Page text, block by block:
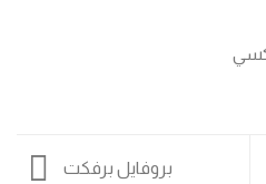
بروفايل برفكت